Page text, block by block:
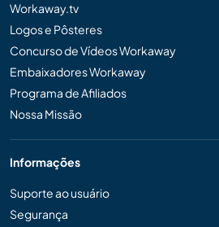
Workaway.tv
Logos e Pôsteres
Concurso de Vídeos Workaway
Embaixadores Workaway
Programa de Afiliados
Nossa Missão
Informações
Suporte ao usuário
Segurança